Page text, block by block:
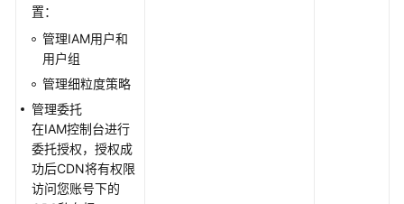
么
是
华
为
云
CDN
工
置：
管理IAM用户和
用户组
管理细粒度策略
管理委托
在IAM控制台进行
委托授权，授权成
功后CDN将有权限
访问您账号下的